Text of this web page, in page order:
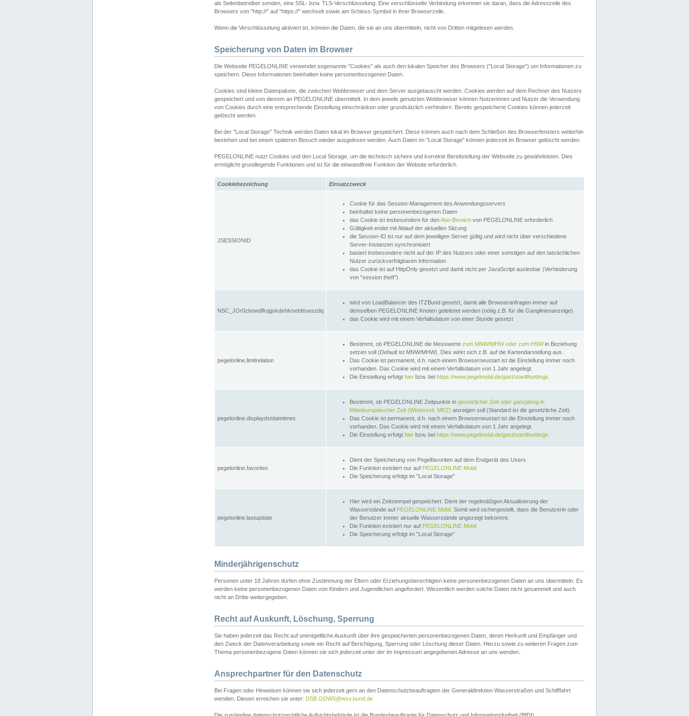
als Seitenbetreiber senden, eine SSL- bzw. TLS-Verschlüsselung. Eine verschlüsselte Verbindung erkennen sie daran, dass die Adresszeile des
Browsers von "http://" auf "https://" wechselt sowie am Schloss-Symbol in ihrer Browserzeile.
Wenn die Verschlüsselung aktiviert ist, können die Daten, die sie an uns übermitteln, nicht von Dritten mitgelesen werden.
Speicherung von Daten im Browser
Die Webseite PEGELONLINE verwendet sogenannte "Cookies" als auch den lokalen Speicher des Browsers ("Local Storage") um Informationen zu
speichern. Diese Informationen beinhalten keine personenbezogenen Daten.
Cookies sind kleine Datenpakete, die zwischen Webbrowser und dem Server ausgetauscht werden. Cookies werden auf dem Rechner des Nutzers
gespeichert und von diesem an PEGELONLINE übermittelt. In dem jeweils genutzten Webbrowser können Nutzerinnen und Nutzer die Verwendung
von Cookies durch eine entsprechende Einstellung einschränken oder grundsätzlich verhindern. Bereits gespeicherte Cookies können jederzeit
gelöscht werden.
Bei der "Local Storage" Technik werden Daten lokal im Browser gespeichert. Diese können auch nach dem Schließen des Browserfensters weiterhin
bestehen und bei einem späteren Besuch wieder ausgelesen werden. Auch Daten im "Local Storage" können jederzeit im Browser gelöscht werden.
PEGELONLINE nutzt Cookies und den Local Storage, um die technisch sichere und korrekte Bereitstellung der Webseite zu gewährleisten. Dies
ermöglicht grundlegende Funktionen und ist für die einwandfreie Funktion der Website erforderlich.
Cookiebezeichung Einsatzzweck
JSESSIONID
Cookie für das Session-Management des Anwendungsservers
beinhaltet keine personenbezogenen Daten
das Cookie ist insbesondere für denAbo-Bereich von PEGELONLINE erforderlich
Gültigkeit endet mit Ablauf der aktuellen Sitzung
die Session-ID ist nur auf dem jeweiligen Server gültig und wird nicht über verschiedene
Server-Instanzen synchronisiert
basiert insbesondere nicht auf der IP des Nutzers oder einer sonstigen auf den tatsächlichen
Nutzer zurückverfolgbaren Information
das Cookie ist auf HttpOnly gesetzt und damit nicht per JavaScript auslesbar (Verhinderung
von "session theft")
NSC_JOr0zbowdfkqgskdxhlvsebttswszdq
wird von LoadBalancer des ITZBund gesetzt, damit alle Browseranfragen immer auf
demselben PEGELONLINE Knoten geleitetet werden (nötig z.B. für die Ganglinienanzeige)
das Cookie wird mit einem Verfallsdatum von einer Stunde gesetzt
pegelonline.limitrelation
Bestimmt, ob PEGELONLINE die Messwerte zum MNW/MHW oder zum HSWin Beziehung
setzen soll (Default ist MNW/MHW). Dies wirkt sich z.B. auf die Kartendarstellung aus.
Das Cookie ist permanent, d.h. nach einem Browserneustart ist die Einstellung immer noch
vorhanden. Das Cookie wird mit einem Verfallsdatum von 1 Jahr angelegt.
Die Einstellung erfolgt hier bzw. bei https://www.pegelmobil.de/gast/start#settings
pegelonline.displaydstdatetimes
Bestimmt, ob PEGELONLINE Zeitpunkte in gesetzlicher Zeit oder ganzjährig in
Mitteleuropäischer Zeit (Winterzeit, MEZ) anzeigen soll (Standard ist die gesetzliche Zeit).
Das Cookie ist permanent, d.h. nach einem Browserneustart ist die Einstellung immer noch
vorhanden. Das Cookie wird mit einem Verfallsdatum von 1 Jahr angelegt.
Die Einstellung erfolgt hier bzw. bei https://www.pegelmobil.de/gast/start#settings
pegelonline.favorites
Dient der Speicherung von Pegelfavoriten auf dem Endgerät des Users
Die Funktion existiert nur auf PEGELONLINE Mobil
Die Speicherung erfolgt im "Local Storage"
pegelonline.lastupdate
Hier wird ein Zeitstempel gespeichert. Dient der regelmäßigen Aktualisierung der
Wasserstände auf PEGELONLINE Mobil . Somit wird sichergestellt, dass die Benutzerin oder
der Benutzer immer aktuelle Wasserstände angezeigt bekommt.
Die Funktion existiert nur auf PEGELONLINE Mobil
Die Speicherung erfolgt im "Local Storage"
Minderjährigenschutz
Personen unter 18 Jahren dürfen ohne Zustimmung der Eltern oder Erziehungsberechtigten keine personenbezogenen Daten an uns übermitteln. Es
werden keine personenbezogenen Daten von Kindern und Jugendlichen angefordert. Wissentlich werden solche Daten nicht gesammelt und auch
nicht an Dritte weitergegeben.
Recht auf Auskunft, Löschung, Sperrung
Sie haben jederzeit das Recht auf unentgeltliche Auskunft über ihre gespeicherten personenbezogenen Daten, deren Herkunft und Empfänger und
den Zweck der Datenverarbeitung sowie ein Recht auf Berichtigung, Sperrung oder Löschung dieser Daten. Hierzu sowie zu weiteren Fragen zum
Thema personenbezogene Daten können sie sich jederzeit unter der im Impressum angegebenen Adresse an uns wenden.
Ansprechpartner für den Datenschutz
Bei Fragen oder Hinweisen können sie sich jederzeit gern an den Datenschutzbeauftragten der Generaldirektion Wasserstraßen und Schifffahrt
wenden. Diesen erreichen sie unter: DSB.GDWS@wsv.bund.de